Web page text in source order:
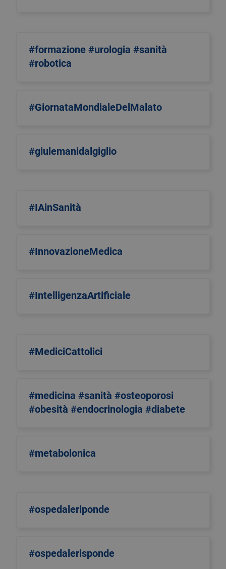
#formazione #urologia #sanità
#robotica
#GiornataMondialeDelMalato
#giulemanidalgiglio
#IAinSanità
#InnovazioneMedica
#IntelligenzaArtificiale
#MediciCattolici
#medicina #sanità #osteoporosi
#obesità #endocrinologia #diabete
#metabolonica
#ospedaleriponde
#ospedalerisponde